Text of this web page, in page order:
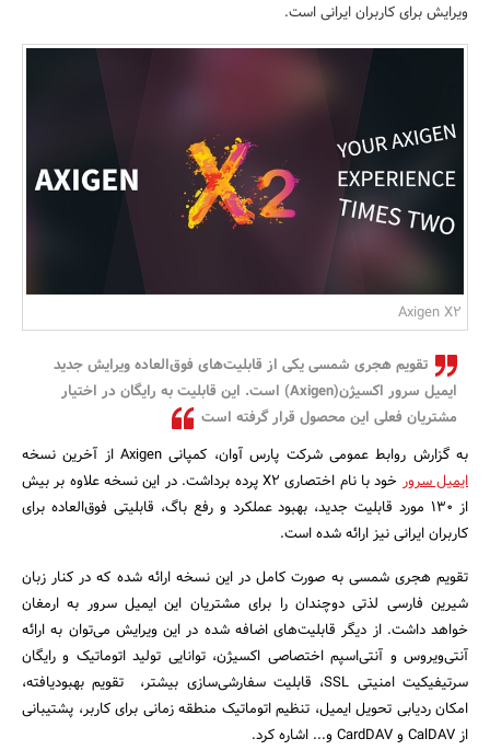
جستجو
ویرایش برای کاربران ایرانی است.
Axigen X2
تقویم هجری شمسی یکی از قابلیت‌های فوق‌العاده ویرایش جدید
ایمیل سرور اکسیژن(Axigen) است. این قابلیت به رایگان در اختیار
مشتریان فعلی این محصول قرار گرفته است
به گزارش روابط عمومی شرکت پارس آوان، کمپانی Axigen از آخرین نسخه
ایمیل سرور
خود با نام اختصاری X2 پرده برداشت. در این نسخه علاوه بر بیش
از 130 مورد قابلیت جدید، بهبود عملکرد و رفع باگ، قابلیتی فوق‌العاده برای
کاربران ایرانی نیز ارائه شده است.
تقویم هجری شمسی به صورت کامل در این نسخه ارائه شده که در کنار زبان
شیرین فارسی لذتی دوچندان را برای مشتریان این ایمیل سرور به ارمغان
خواهد داشت. از دیگر قابلیت‌های اضافه شده در این ویرایش می‌توان به ارائه
آنتی‌ویروس و آنتی‌اسپم اختصاصی اکسیژن، توانایی تولید اتوماتیک و رایگان
سرتیفیکیت امنیتی SSL، قابلیت سفارشی‌سازی بیشتر، تقویم بهبود‌یافته،
امکان ردیابی تحویل ایمیل، تنظیم اتوماتیک منطقه زمانی برای کاربر، پشتیبانی
از CalDAV و CardDAV و... اشاره کرد.